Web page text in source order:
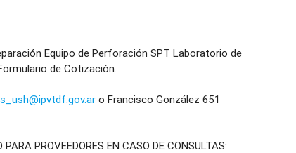
Equipo de Perforación SPT Laboratorio de
de Cotización.
o Francisco González 651
PROVEEDORES EN CASO DE CONSULTAS: